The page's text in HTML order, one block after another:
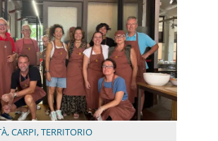
,CARPI,TERRITORIO